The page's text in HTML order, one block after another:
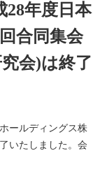
28年度日本
合同集会
会)は終了
ールディングス株
いたしました。会